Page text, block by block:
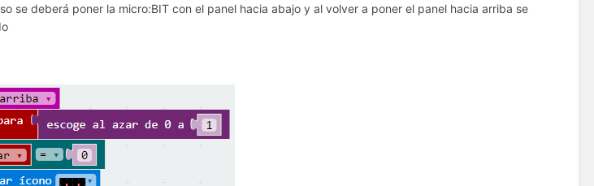
se deberá poner la micro:BIT con el panel hacia abajo y al volver a poner el panel hacia arriba se